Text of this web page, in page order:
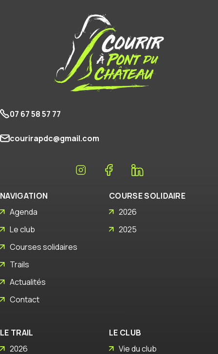
07 67 58 57 77
courirapdc@gmail.com
NAVIGATION
Agenda
Le club
Courses solidaires
Trails
Actualités
Contact
COURSE SOLIDAIRE
2026
2025
LE TRAIL
2026
LE CLUB
Vie du club